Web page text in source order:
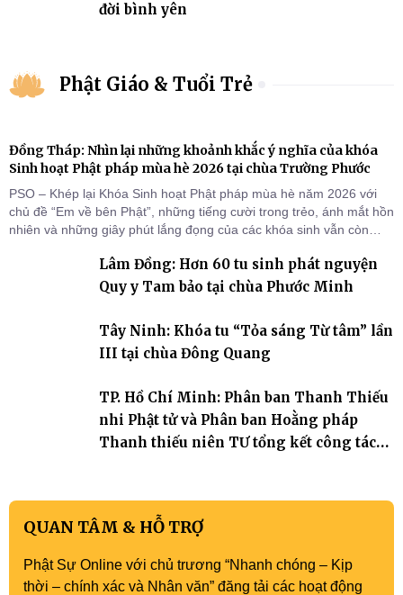
đời bình yên
Phật Giáo & Tuổi Trẻ
Đồng Tháp: Nhìn lại những khoảnh khắc ý nghĩa của khóa
Sinh hoạt Phật pháp mùa hè 2026 tại chùa Trường Phước
PSO – Khép lại Khóa Sinh hoạt Phật pháp mùa hè năm 2026 với
chủ đề “Em về bên Phật”, những tiếng cười trong trẻo, ánh mắt hồn
nhiên và những giây phút lắng đọng của các khóa sinh vẫn còn
Tháp). Những tuần tu học ngắn ngủi nhưng đã trở thành hành
trang quý báu, gieo những hạt giống thiện l
Lâm Đồng: Hơn 60 tu sinh phát nguyện
Quy y Tam bảo tại chùa Phước Minh
Tây Ninh: Khóa tu “Tỏa sáng Từ tâm” lần
III tại chùa Đông Quang
TP. Hồ Chí Minh: Phân ban Thanh Thiếu
nhi Phật tử và Phân ban Hoằng pháp
Thanh thiếu niên TƯ tổng kết công tác
QUAN TÂM & HỖ TRỢ
Phật Sự Online với chủ trương “Nhanh chóng – Kịp
thời – chính xác và Nhân văn” đăng tải các hoạt động